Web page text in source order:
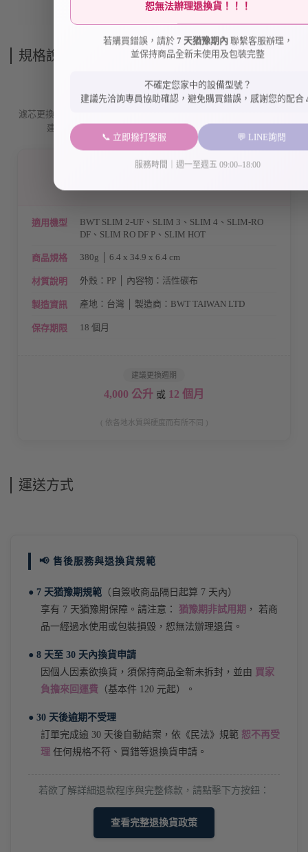
規格說明
【 產品規格資訊 】
濾芯更換週期會因各地區水質差異與家庭用/喝水量大小而有所不同，
建議您定期留意水質狀況，並參考
此篇說明
高效精密活性碳濾芯
適用機型
BWT SLIM 2-UF、SLIM 3、SLIM 4、SLIM-RO
DF、SLIM RO DF P、SLIM HOT
商品規格 380g │ 6.4 x 34.9 x 6.4 cm
材質說明 外殼：PP │ 內容物：活性碳布
製造資訊 產地：台灣 │ 製造商：BWT TAIWAN LTD
保存期限 18 個月
建議更換週期
4,000 公升 或 12 個月
( 依各地水質與硬度而有所不同 )
運送方式
📢 售後服務與退換貨規範
● 7 天猶豫期規範 （自簽收商品隔日起算 7 天內）
享有 7 天猶豫期保障。請注意： 猶豫期非試用期 ， 若商
品一經過水使用或包裝損毀，恕無法辦理退貨。
● 8 天至 30 天內換貨申請
因個人因素欲換貨，須保持商品全新未拆封，並由 買家
負擔來回運費 （基本件 120 元起）。
● 30 天後逾期不受理
訂單完成逾 30 天後自動結案，依《民法》規範 恕不再受
理 任何規格不符、買錯等退換貨申請。
若欲了解詳細退款程序與完整條款，請點擊下方按鈕：
查看完整退換貨政策
恕無法辦理退換貨！！！
若購買錯誤，請於 7 天猶豫期內聯繫客服辦理，
並保持商品全新未使用及包裝完整
不確定您家中的設備型號？
建議先洽詢專員協助確認，避免購買錯誤，感謝您的配合
📞 立即撥打客服 💬 LINE詢問
服務時間｜週一至週五 09:00–18:00